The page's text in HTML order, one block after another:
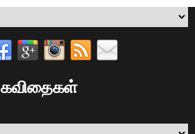
கவிதைகள்